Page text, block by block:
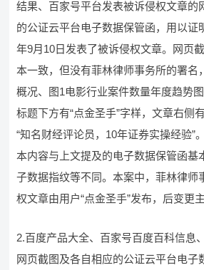
结果、百家号平台发表被诉侵权文章的
的公证云平台电子数据保管函，用以证
年9月10日发表了被诉侵权文章。网页
本一致，但没有菲林律师事务所的署名
概况、图1电影行业案件数量年度趋势图
标题下方有“点金圣手”字样，文章右侧
“知名财经评论员，10年证券实操经验”
本内容与上文提及的电子数据保管函基
子数据指纹等不同。本案中，菲林律师
权文章由用户“点金圣手”发布，后变更
2.百度产品大全、百家号百度百科信息
网页截图及各自相应的公证云平台电子